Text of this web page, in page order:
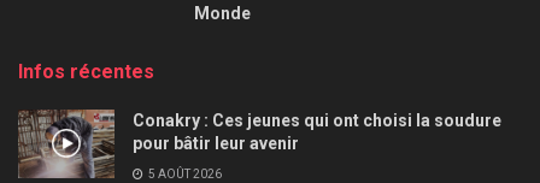
Monde
Infos récentes
Conakry : Ces jeunes qui ont choisi la soudure
pour bâtir leur avenir
5 AOÛT 2026